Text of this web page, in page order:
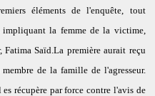
éléments de l'enquête, tout
impliquant la femme de la victime,
Saïd.La première aurait reçu
de la famille de l'agresseur.
récupère par force contre l'avis de